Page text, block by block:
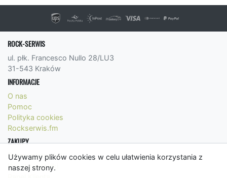
Używamy plików cookies w celu ułatwienia korzystania z
naszej strony.
ROCK-SERWIS
ul. płk. Francesco Nullo 28/LU3
31-543 Kraków
INFORMACJE
O nas
Pomoc
Polityka cookies
Rockserwis.fm
ZAKUPY
Formy płatności
Koszty wysyłki